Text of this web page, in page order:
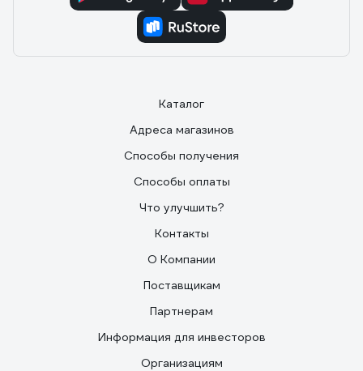
Каталог
Адреса магазинов
Способы получения
Способы оплаты
Что улучшить?
Контакты
О Компании
Поставщикам
Партнерам
Информация для инвесторов
Организациям